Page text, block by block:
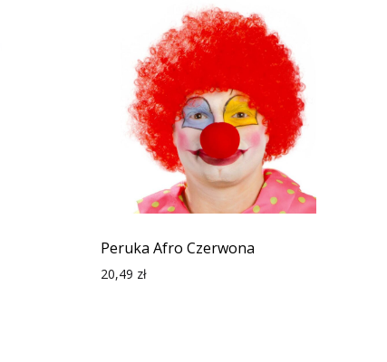
Peruka Afro Czerwona
20,49 zł